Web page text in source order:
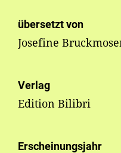
übersetzt von
Josefine
Verlag
Edition Bilibri
Erscheinungsjahr